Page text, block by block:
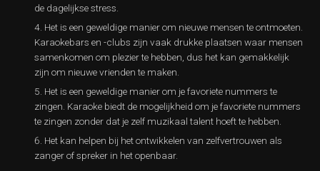
de dagelijkse stress.
Het is een geweldige manier om nieuwe mensen te ontmoeten.
Karaokebars en -clubs zijn vaak drukke plaatsen waar mensen
samenkomen om plezier te hebben, dus het kan gemakkelijk
zijn om nieuwe vrienden te maken.
Het is een geweldige manier om je favoriete nummers te
zingen. Karaoke biedt de mogelijkheid om je favoriete nummers
te zingen zonder dat je zelf muzikaal talent hoeft te hebben.
Het kan helpen bij het ontwikkelen van zelfvertrouwen als
zanger of spreker in het openbaar.